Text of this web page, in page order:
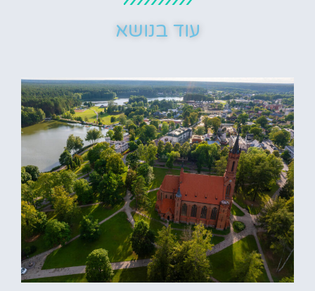
עוד בנושא